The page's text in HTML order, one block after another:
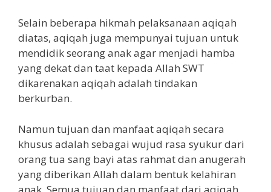
Selain beberapa hikmah pelaksanaan aqiqah
diatas, aqiqah juga mempunyai tujuan untuk
mendidik seorang anak agar menjadi hamba
yang dekat dan taat kepada Allah SWT
dikarenakan aqiqah adalah tindakan
berkurban.
Namun tujuan dan manfaat aqiqah secara
khusus adalah sebagai wujud rasa syukur dari
orang tua sang bayi atas rahmat dan anugerah
yang diberikan Allah dalam bentuk kelahiran